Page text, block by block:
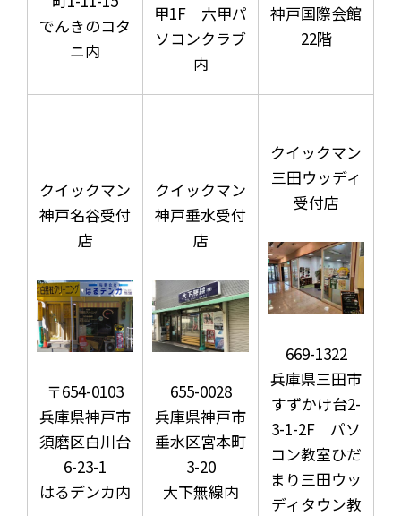
でんきのコタ
ニ内
甲1F 六甲パ
ソコンクラブ
内
神戸国際会館
22階
クイックマン
神戸名谷受付
店
〒654-0103
兵庫県神戸市
須磨区白川台
6-23-1
はるデンカ内
クイックマン
神戸垂水受付
店
655-0028
兵庫県神戸市
垂水区宮本町
3-20
大下無線内
クイックマン
三田ウッディ
受付店
669-1322
兵庫県三田市
すずかけ台2-
3-1-2F パソ
コン教室ひだ
まり三田ウッ
ディタウン教